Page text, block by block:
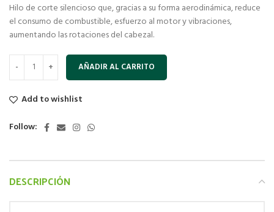
Hilo de corte silencioso que, gracias a su forma aerodinámica, reduce
el consumo de combustible, esfuerzo al motor y vibraciones,
aumentando las rotaciones del cabezal.
AÑADIR AL CARRITO
Add to wishlist
Follow:
DESCRIPCIÓN